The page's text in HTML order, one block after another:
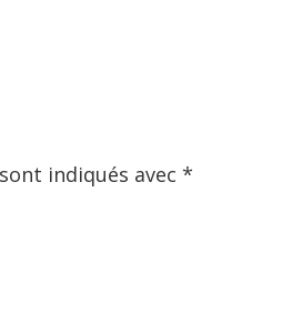
indiqués avec *